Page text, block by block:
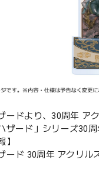
ードより、30周年 ア
ザード」シリーズ30
】
ード 30周年 アクリル